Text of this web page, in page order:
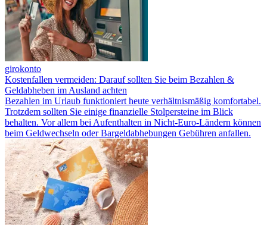
girokonto
Kostenfallen vermeiden: Darauf sollten Sie beim Bezahlen &
Geldabheben im Ausland achten
Bezahlen im Urlaub funktioniert heute verhältnismäßig komfortabel.
Trotzdem sollten Sie einige finanzielle Stolpersteine im Blick
behalten. Vor allem bei Aufenthalten in Nicht-Euro-Ländern können
beim Geldwechseln oder Bargeldabhebungen Gebühren anfallen.